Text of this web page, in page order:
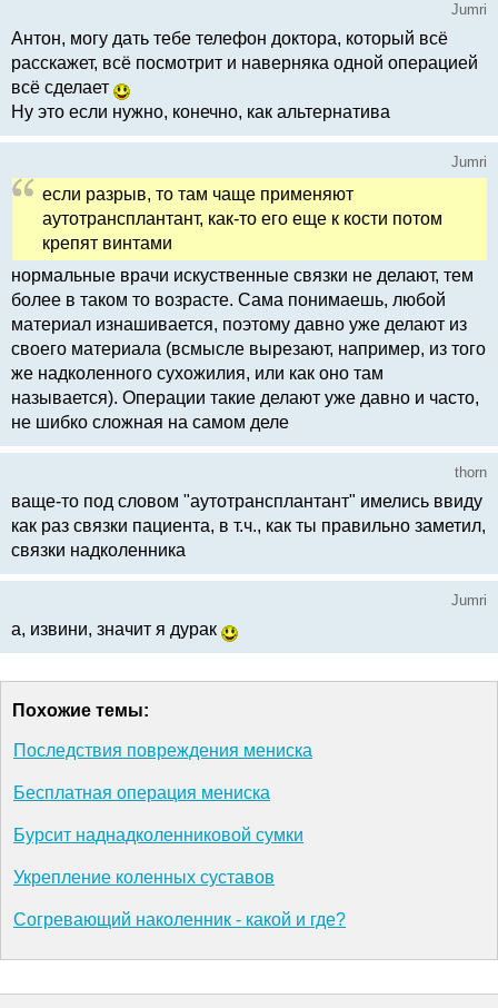
Jumri
Антон, могу дать тебе телефон доктора, который всё
расскажет, всё посмотрит и наверняка одной операцией
всё сделает
Ну это если нужно, конечно, как альтернатива
Jumri
если разрыв, то там чаще применяют
аутотрансплантант, как-то его еще к кости потом
крепят винтами
нормальные врачи искуственные связки не делают, тем
более в таком то возрасте. Сама понимаешь, любой
материал изнашивается, поэтому давно уже делают из
своего материала (всмысле вырезают, например, из того
же надколенного сухожилия, или как оно там
называется). Операции такие делают уже давно и часто,
не шибко сложная на самом деле
thorn
ваще-то под словом "аутотрансплантант" имелись ввиду
как раз связки пациента, в т.ч., как ты правильно заметил,
связки надколенника
Jumri
а, извини, значит я дурак
Похожие темы:
Последствия повреждения мениска
Бесплатная операция мениска
Бурсит наднадколенниковой сумки
Укрепление коленных суставов
Согревающий наколенник - какой и где?